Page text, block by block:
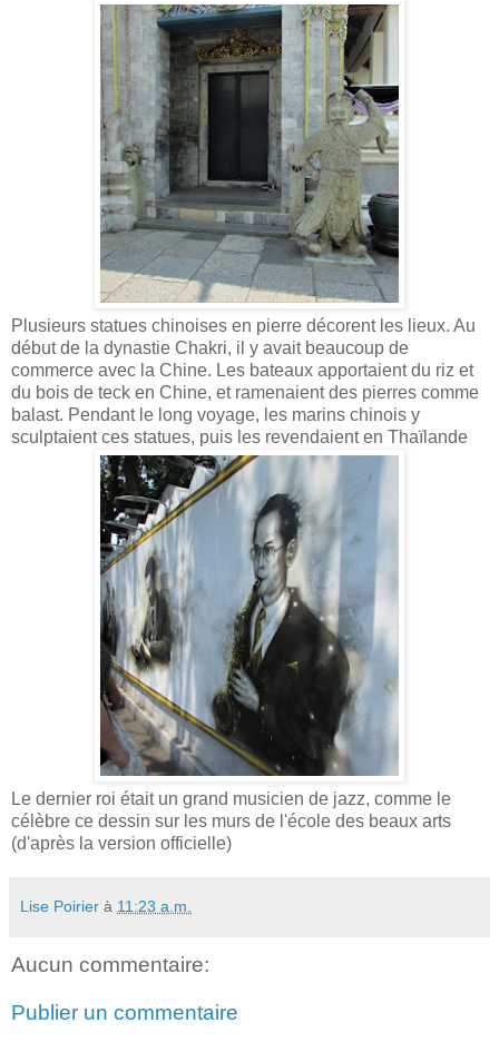
Plusieurs statues chinoises en pierre décorent les lieux. Au
début de la dynastie Chakri, il y avait beaucoup de
commerce avec la Chine. Les bateaux apportaient du riz et
du bois de teck en Chine, et ramenaient des pierres comme
balast. Pendant le long voyage, les marins chinois y
sculptaient ces statues, puis les revendaient en Thaïlande
Le dernier roi était un grand musicien de jazz, comme le
célèbre ce dessin sur les murs de l'école des beaux arts
(d'après la version officielle)
Lise Poirier à 11:23 a.m.
Aucun commentaire:
Publier un commentaire